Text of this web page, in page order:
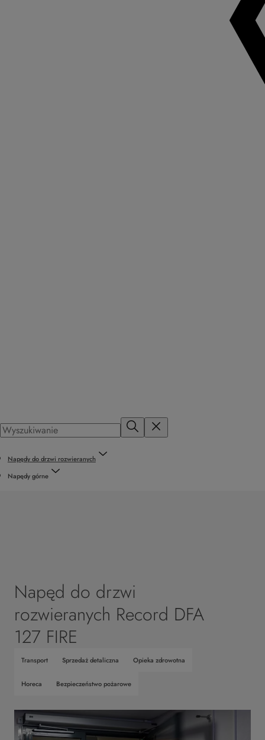
Napędy do drzwi rozwieranych
Napędy górne
Napęd do drzwi
rozwieranych Record DFA
127 FIRE
Transport Sprzedaż detaliczna Opieka zdrowotna
Horeca Bezpieczeństwo pożarowe